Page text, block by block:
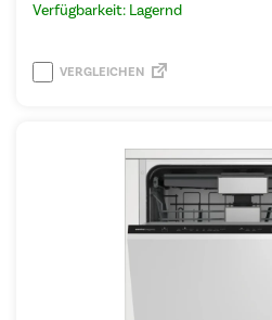
Verfügbarkeit: Lagernd
VERGLEICHEN